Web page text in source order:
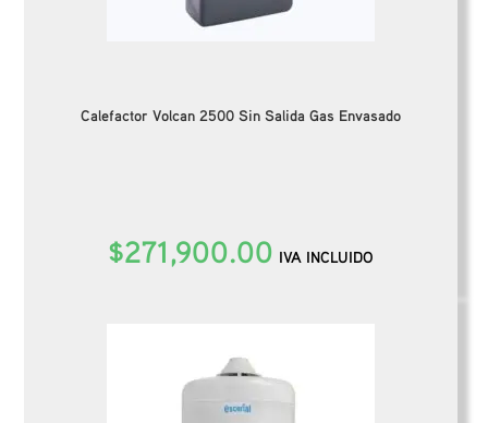
Calefactor Volcan 2500 Sin Salida Gas Envasado
$271,900.00 IVA INCLUIDO